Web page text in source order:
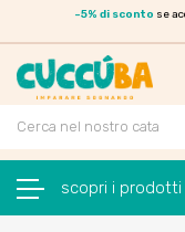
-5% di sconto se